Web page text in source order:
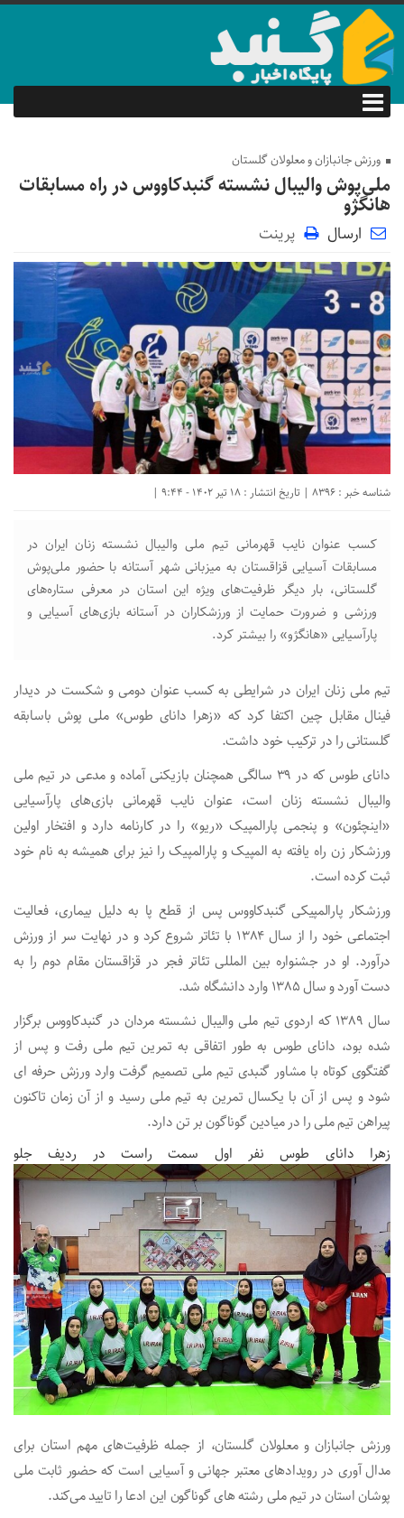
ورزش جانبازان و معلولان گلستان
ملی‌پوش والیبال نشسته گنبدکاووس در راه مسابقات
هانگژو
ارسال پرینت
شناسه خبر : 8396 | تاریخ انتشار : 18 تیر 1402 - 9:44 |
کسب عنوان نایب قهرمانی تیم ملی والیبال نشسته زنان ایران در
مسابقات آسیایی قزاقستان به میزبانی شهر آستانه با حضور ملی‌پوش
گلستانی، بار دیگر ظرفیت‌های ویژه این استان در معرفی ستاره‌های
ورزشی و ضرورت حمایت از ورزشکاران در آستانه بازی‌های آسیایی و
پارآسیایی «هانگژو» را بیشتر کرد.
تیم ملی زنان ایران در شرایطی به کسب عنوان دومی و شکست در دیدار
فینال مقابل چین اکتفا کرد که «زهرا دانای طوس» ملی پوش باسابقه
گلستانی را در ترکیب خود داشت.
دانای طوس که در ۳۹ سالگی همچنان بازیکنی آماده و مدعی در تیم ملی
والیبال نشسته زنان است، عنوان نایب قهرمانی بازی‌های پارآسیایی
«اینچئون» و پنجمی پارالمپیک «ریو» را در کارنامه دارد و افتخار اولین
ورزشکار زن راه یافته به المپیک و پارالمپیک را نیز برای همیشه به نام خود
ثبت کرده است.
ورزشکار پارالمپیکی گنبدکاووس پس از قطع پا به دلیل بیماری، فعالیت
اجتماعی خود را از سال ۱۳۸۴ با تئاتر شروع کرد و در نهایت سر از ورزش
درآورد. او در جشنواره بین المللی تئاتر فجر در قزاقستان مقام دوم را به
دست آورد و سال ۱۳۸۵ وارد دانشگاه شد.
سال ۱۳۸۹ که اردوی تیم ملی والیبال نشسته مردان در گنبدکاووس برگزار
شده بود، دانای طوس به طور اتفاقی به تمرین تیم ملی رفت و پس از
گفتگوی کوتاه با مشاور گنبدی تیم ملی تصمیم گرفت وارد ورزش حرفه ای
شود و پس از آن با یکسال تمرین به تیم ملی رسید و از آن زمان تاکنون
پیراهن تیم ملی را در میادین گوناگون بر تن دارد.
زهرا دانای طوس نفر اول سمت راست در ردیف جلو
ورزش جانبازان و معلولان گلستان، از جمله ظرفیت‌های مهم استان برای
مدال آوری در رویدادهای معتبر جهانی و آسیایی است که حضور ثابت ملی
پوشان استان در تیم ملی رشته های گوناگون این ادعا را تایید می‌کند.